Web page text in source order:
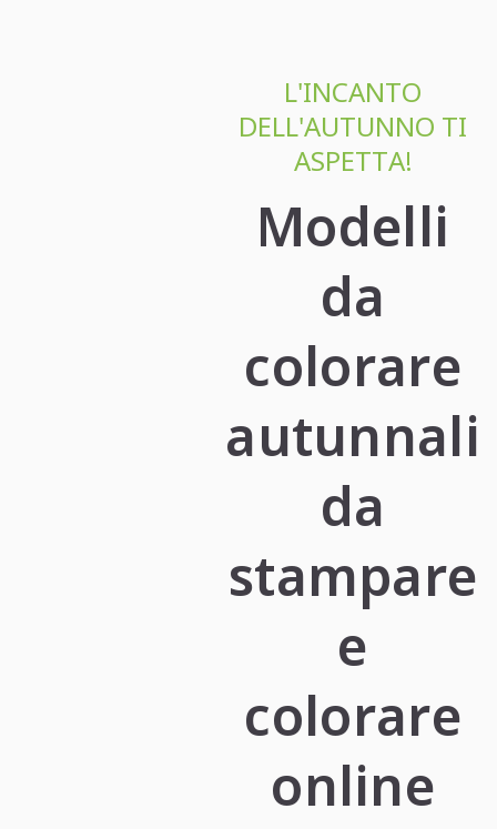
L'INCANTO
DELL'AUTUNNO TI
ASPETTA!
Modelli
da
colorare
autunnali
da
stampare
e
colorare
online